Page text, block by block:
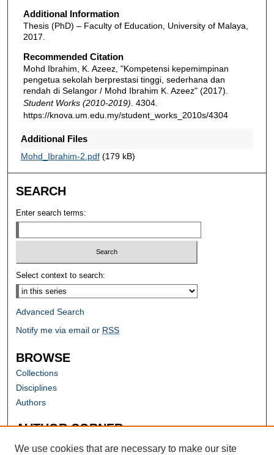
Additional Information
Thesis (PhD) – Faculty of Education, University of Malaya,
2017.
Recommended Citation
Mohd Ibrahim, K. Azeez, "Kompetensi kepemimpinan
pengetua sekolah berprestasi tinggi, sederhana dan
rendah di Selangor / Mohd Ibrahim K. Azeez" (2017).
Student Works (2010-2019) . 4304.
https://knova.um.edu.my/student_works_2010s/4304
Additional Files
Mohd_Ibrahim-2.pdf(179 kB)
SEARCH
Enter search terms:
Select context to search:
Advanced Search
Notify me via email or RSS
BROWSE
Collections
Disciplines
Authors
AUTHOR CORNER
Author FAQ
We use cookies that are necessary to make our site